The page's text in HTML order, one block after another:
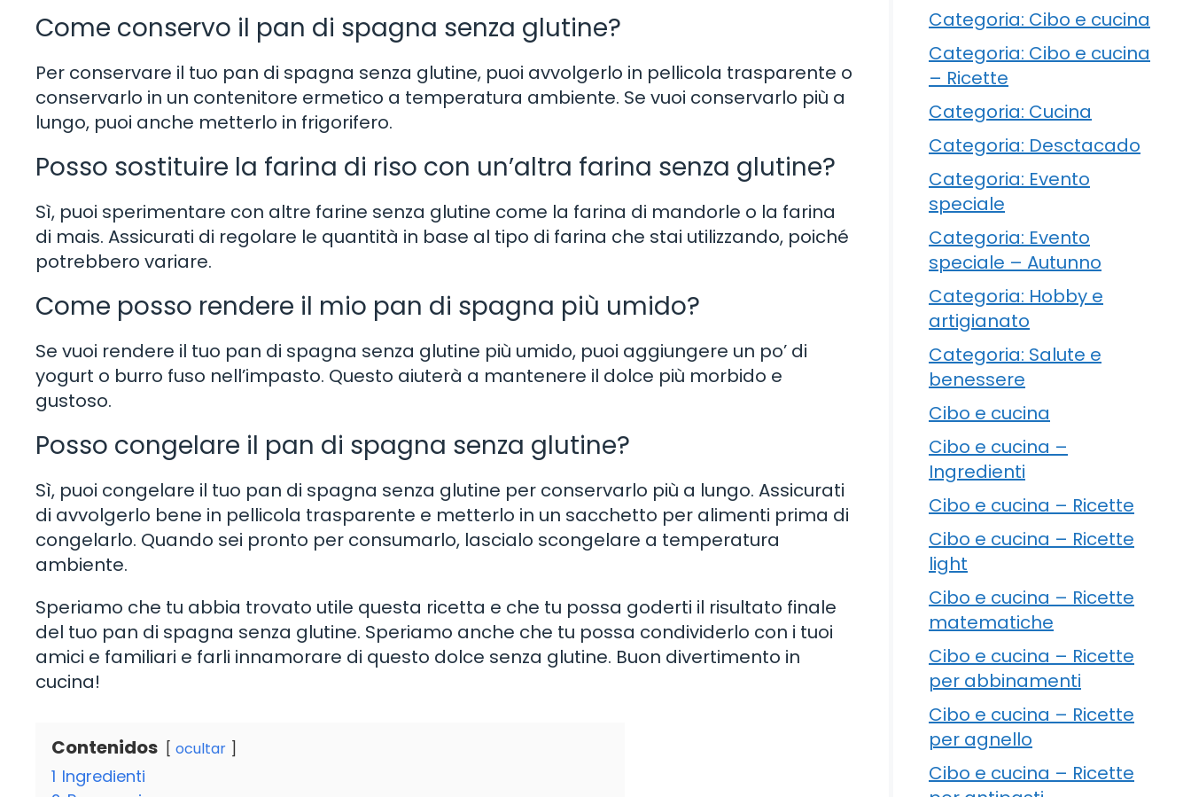
Come conservo il pan di spagna senza glutine?
Per conservare il tuo pan di spagna senza glutine, puoi avvolgerlo in pellicola trasparente o
conservarlo in un contenitore ermetico a temperatura ambiente. Se vuoi conservarlo più a
lungo, puoi anche metterlo in frigorifero.
Posso sostituire la farina di riso con un’altra farina senza glutine?
Sì, puoi sperimentare con altre farine senza glutine come la farina di mandorle o la farina
di mais. Assicurati di regolare le quantità in base al tipo di farina che stai utilizzando, poiché
potrebbero variare.
Come posso rendere il mio pan di spagna più umido?
Se vuoi rendere il tuo pan di spagna senza glutine più umido, puoi aggiungere un po’ di
yogurt o burro fuso nell’impasto. Questo aiuterà a mantenere il dolce più morbido e
gustoso.
Posso congelare il pan di spagna senza glutine?
Sì, puoi congelare il tuo pan di spagna senza glutine per conservarlo più a lungo. Assicurati
di avvolgerlo bene in pellicola trasparente e metterlo in un sacchetto per alimenti prima di
congelarlo. Quando sei pronto per consumarlo, lascialo scongelare a temperatura
ambiente.
Speriamo che tu abbia trovato utile questa ricetta e che tu possa goderti il risultato finale
del tuo pan di spagna senza glutine. Speriamo anche che tu possa condividerlo con i tuoi
amici e familiari e farli innamorare di questo dolce senza glutine. Buon divertimento in
cucina!
Contenidos ocultar
1 Ingredienti
Categoria: Cibo e cucina
Categoria: Cibo e cucina
– Ricette
Categoria: Cucina
Categoria: Desctacado
Categoria: Evento
speciale
Categoria: Evento
speciale – Autunno
Categoria: Hobby e
artigianato
Categoria: Salute e
benessere
Cibo e cucina
Cibo e cucina –
Ingredienti
Cibo e cucina – Ricette
Cibo e cucina – Ricette
light
Cibo e cucina – Ricette
matematiche
Cibo e cucina – Ricette
per abbinamenti
Cibo e cucina – Ricette
per agnello
Cibo e cucina – Ricette